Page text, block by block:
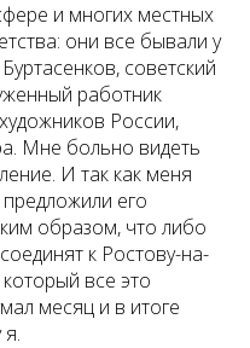
и многих местных
они все бывали у
советский
работник
России,
Мне больно видеть
И так как меня
его
образом, что либо
к Ростову-на-
все это
месяц и в итоге